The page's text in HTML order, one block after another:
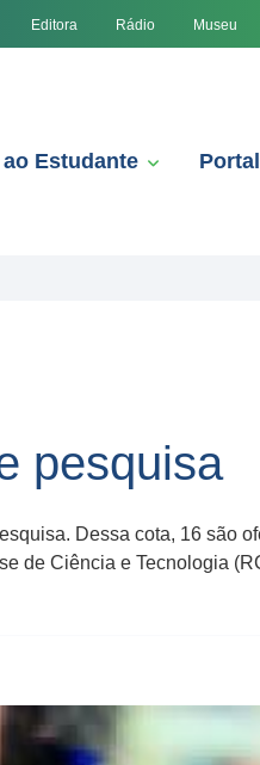
Editora Rádio Museu
Estudante
pesquisa
Dessa cota, 16 são
de Ciência e Tecnologia